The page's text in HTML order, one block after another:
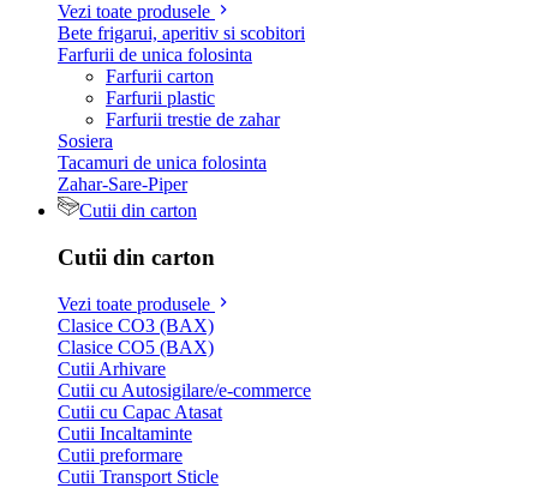
Vezi toate produsele
Bete frigarui, aperitiv si scobitori
Farfurii de unica folosinta
Farfurii carton
Farfurii plastic
Farfurii trestie de zahar
Sosiera
Tacamuri de unica folosinta
Zahar-Sare-Piper
Cutii din carton
Cutii din carton
Vezi toate produsele
Clasice CO3 (BAX)
Clasice CO5 (BAX)
Cutii Arhivare
Cutii cu Autosigilare/e-commerce
Cutii cu Capac Atasat
Cutii Incaltaminte
Cutii preformare
Cutii Transport Sticle